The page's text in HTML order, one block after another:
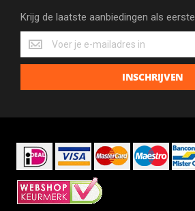
Krijg de laatste aanbiedingen als eerste
Krijg
de
laatste
INSCHRIJVEN